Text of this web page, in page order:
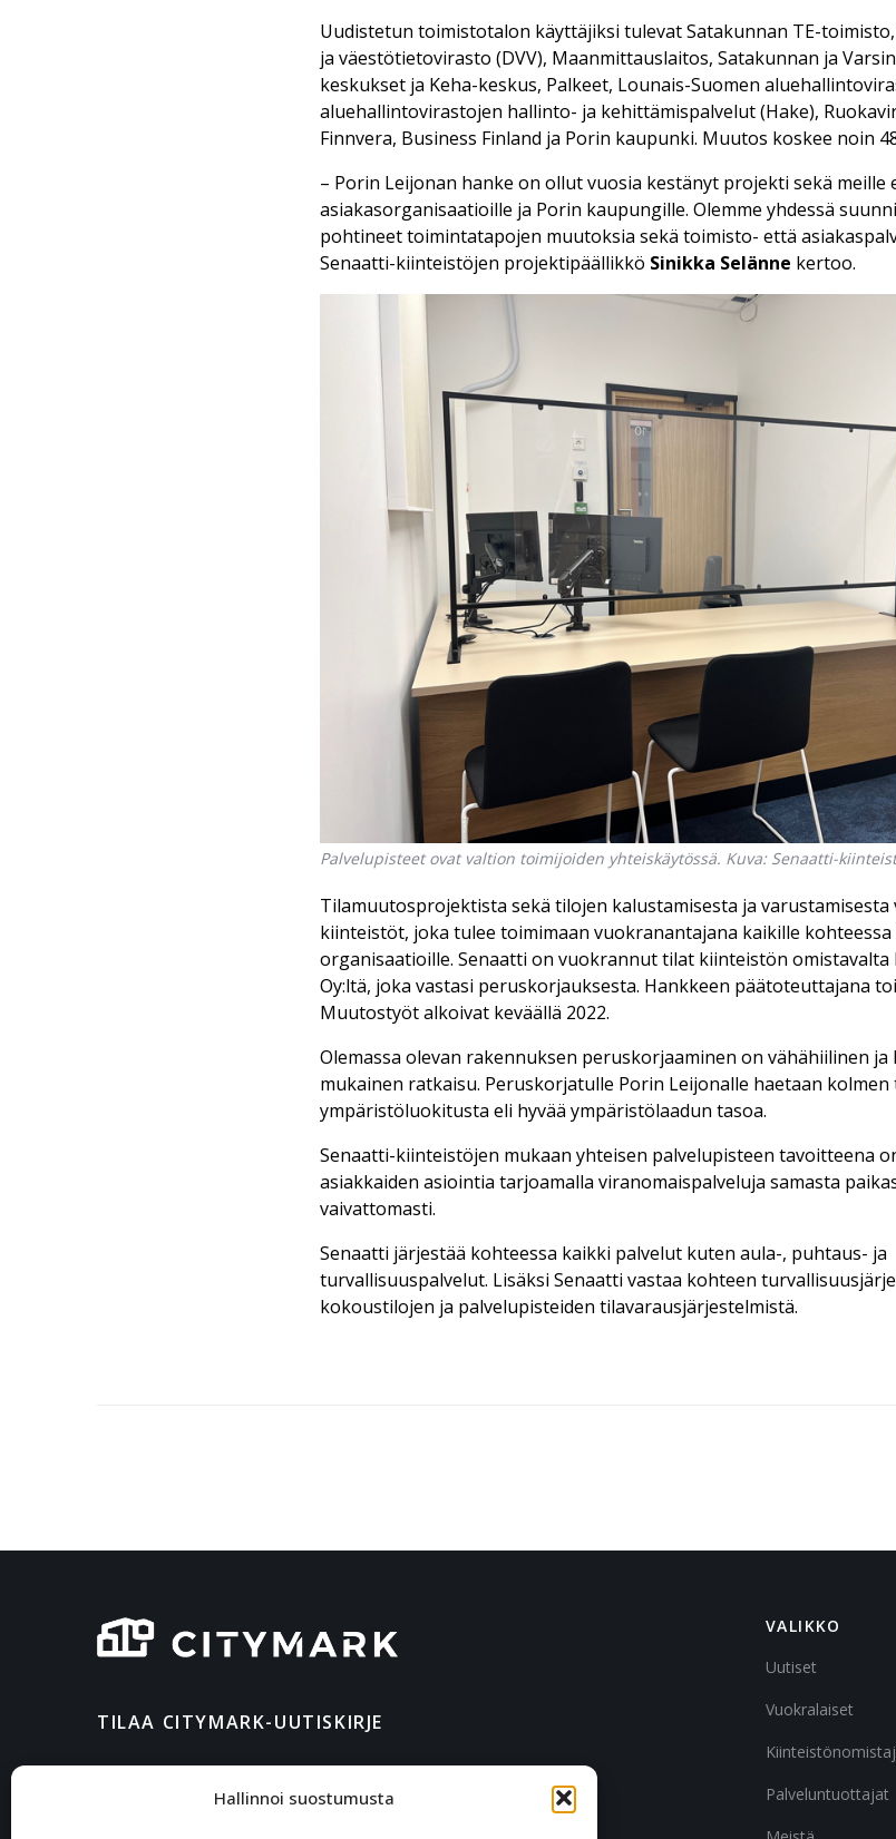
Hallinnoi suostumusta
Uudistetun toimistotalon käyttäjiksi tulevat Satakunnan TE-
ja väestötietovirasto (DVV), Maanmittauslaitos, Satakunnan ja
keskukset ja Keha-keskus, Palkeet, Lounais-Suomen
aluehallintovirastojen hallinto- ja kehittämispalvelut (Hake),
Finnvera, Business Finland ja Porin kaupunki. Muutos koskee noin
– Porin Leijonan hanke on ollut vuosia kestänyt projekti sekä meille
asiakasorganisaatioille ja Porin kaupungille. Olemme yhdessä
pohtineet toimintatapojen muutoksia sekä toimisto- että
Senaatti-kiinteistöjen projektipäällikkö Sinikka Selänne kertoo.
Palvelupisteet ovat valtion toimijoiden yhteiskäytössä. Kuva: Senaatti-
Tilamuutosprojektista sekä tilojen kalustamisesta ja varustamisesta
kiinteistöt, joka tulee toimimaan vuokranantajana kaikille
organisaatioille. Senaatti on vuokrannut tilat kiinteistön omistavalta
Oy:ltä, joka vastasi peruskorjauksesta. Hankkeen päätoteuttajana
Muutostyöt alkoivat keväällä 2022.
Olemassa olevan rakennuksen peruskorjaaminen on vähähiilinen
mukainen ratkaisu. Peruskorjatulle Porin Leijonalle haetaan kolmen
ympäristöluokitusta eli hyvää ympäristölaadun tasoa.
Senaatti-kiinteistöjen mukaan yhteisen palvelupisteen tavoitteena
asiakkaiden asiointia tarjoamalla viranomaispalveluja samasta
vaivattomasti.
Senaatti järjestää kohteessa kaikki palvelut kuten aula-, puhtaus- ja
turvallisuuspalvelut. Lisäksi Senaatti vastaa kohteen
kokoustilojen ja palvelupisteiden tilavarausjärjestelmistä.
TILAA CITYMARK-UUTISKIRJE
VALIKKO
Uutiset
Vuokralaiset
Palveluntuottajat